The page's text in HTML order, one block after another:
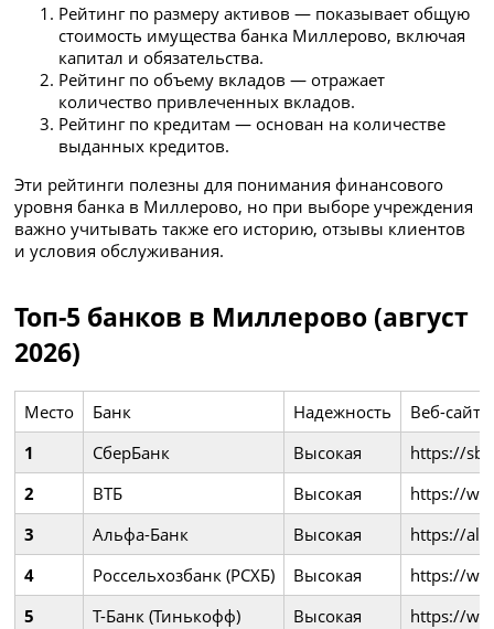
Рейтинг по размеру активов — показывает общую
стоимость имущества банка Миллерово, включая
капитал и обязательства.
Рейтинг по объему вкладов — отражает
количество привлеченных вкладов.
Рейтинг по кредитам — основан на количестве
выданных кредитов.
Эти рейтинги полезны для понимания финансового
уровня банка в Миллерово, но при выборе учреждения
важно учитывать также его историю, отзывы клиентов
и условия обслуживания.
Топ-5 банков в Миллерово (август
2026)
Место Банк Надежность
Веб-сайт
1
СберБанк Высокая
https://
2
ВТБ Высокая
https://
3
Альфа-Банк Высокая
https://
4
Россельхозбанк (РСХБ) Высокая
https://
5
Т-Банк (Тинькофф) Высокая https://